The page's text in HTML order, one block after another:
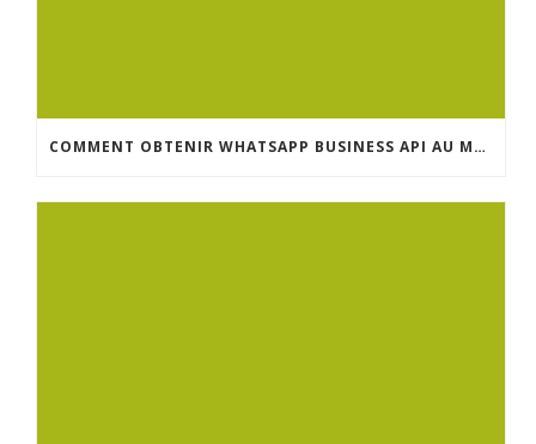
COMMENT OBTENIR WHATSAPP BUSINESS API AU MAROC : GUIDE COMPLET